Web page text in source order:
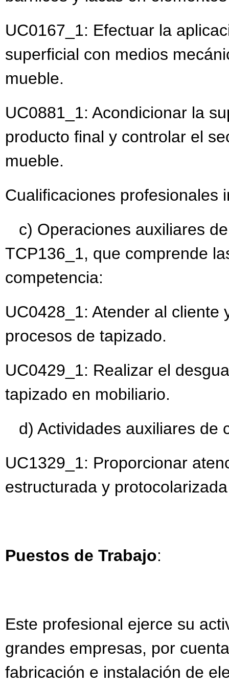
UC0167_1: Efectuar la
superficial con medios
mueble.
UC0881_1: Acondicionar la
producto final y controlar el
mueble.
Cualificaciones profesionales
c) Operaciones auxiliares
TCP136_1, que comprende
competencia:
UC0428_1: Atender al
procesos de tapizado.
UC0429_1: Realizar el
tapizado en mobiliario.
d) Actividades auxiliares de
UC1329_1: Proporcionar
estructurada y
Puestos de Trabajo:
Este profesional ejerce su
grandes empresas, por
fabricación e instalación de